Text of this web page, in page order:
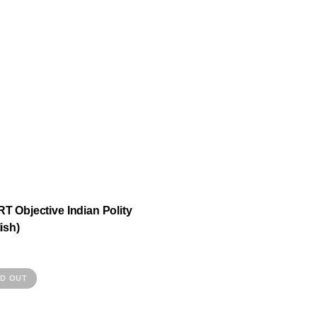
Objective Indian Polity
OUT